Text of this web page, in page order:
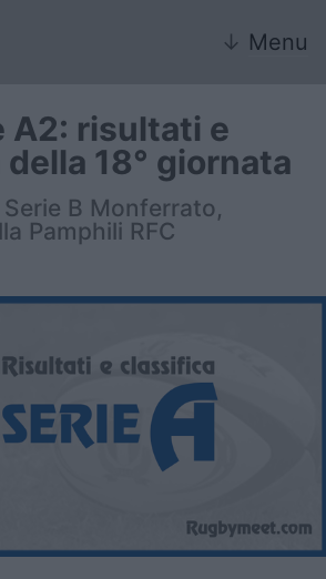
↓ Menu
A2: risultati e
18° giornata
B Monferrato,
Pamphili RFC